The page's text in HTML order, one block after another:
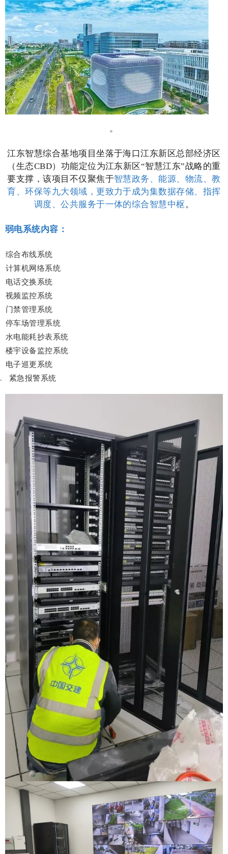
。
江东智慧综合基地项目坐落于海口江东新区总部经济区
（生态CBD）功能定位为江东新区“智慧江东”战略的重
要支撑，该项目不仅聚焦于智慧政务、能源、物流、教
育、环保等九大领域，更致力于成为集数据存储、指挥
调度、公共服务于一体的综合智慧中枢 。
弱电系统内容：
综合布线系统
计算机网络系统
电话交换系统
视频监控系统
门禁管理系统
停车场管理系统
水电能耗抄表系统
楼宇设备监控系统
电子巡更系统
紧急报警系统